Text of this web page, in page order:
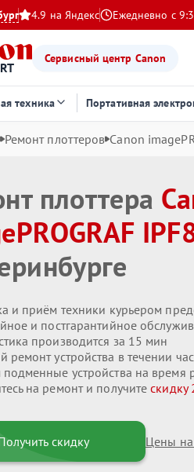
4.9 на Яндекс Ежедневно с
Сервисный центр Canon
техника Портативная
Ремонт плоттеров Canon
плоттера
и приём техники курьером
и постгарантийное
производится за 15 мин
ремонт устройства в течении
устройства на время
на ремонт и получитескидку
скидку Цены